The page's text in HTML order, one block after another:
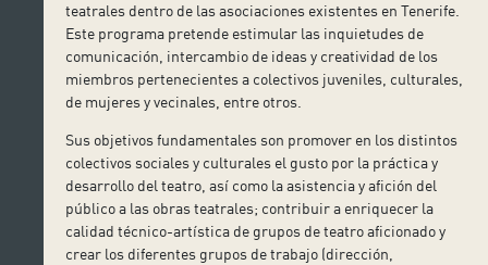
teatrales dentro de las asociaciones existentes en Tenerife.
Este programa pretende estimular las inquietudes de
comunicación, intercambio de ideas y creatividad de los
miembros pertenecientes a colectivos juveniles, culturales,
de mujeres y vecinales, entre otros.
Sus objetivos fundamentales son promover en los distintos
colectivos sociales y culturales el gusto por la práctica y
desarrollo del teatro, así como la asistencia y afición del
público a las obras teatrales; contribuir a enriquecer la
calidad técnico-artística de grupos de teatro aficionado y
crear los diferentes grupos de trabajo (dirección,